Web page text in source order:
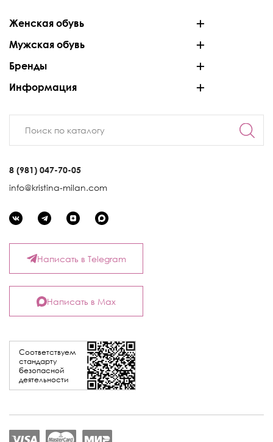
Женская обувь
Мужская обувь
Бренды
Информация
8 (981) 047-70-05
info@kristina-milan.com
Соответствуем
стандарту
безопасной
деятельности
Написать в Telegram
Написать в Max